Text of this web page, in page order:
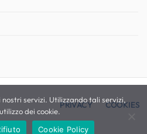
PRIVACY COOKIES
servizi. Utilizzando tali servizi,
dei cookie.
Cookie Policy